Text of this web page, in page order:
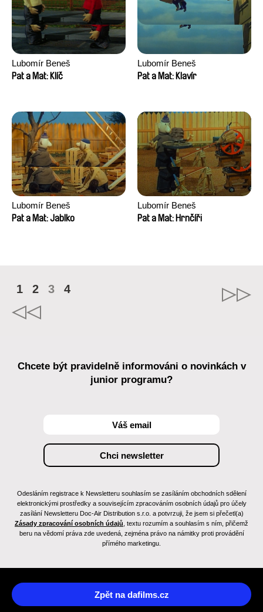
Lubomír Beneš
Pat a Mat: Klíč
Lubomír Beneš
Pat a Mat: Klavír
Lubomír Beneš
Pat a Mat: Jablko
Lubomír Beneš
Pat a Mat: Hrnčíři
1 2 3 4
Chcete být pravidelně informováni o novinkách v
junior programu?
Odesláním registrace k Newsletteru souhlasím se zasíláním obchodních sdělení
elektronickými prostředky a souvisejícím zpracováním osobních údajů pro účely
zasílání Newsletteru Doc-Air Distribution s.r.o. a potvrzuji, že jsem si přečetl(a)
Zásady zpracování osobních údajů , textu rozumím a souhlasím s ním, přičemž
beru na vědomí práva zde uvedená, zejména právo na námitky proti provádění
přímého marketingu.
Zpět na dafilms.cz